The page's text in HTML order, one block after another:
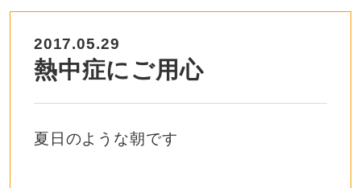
2017.05.29
熱中症にご用心
夏日のような朝です